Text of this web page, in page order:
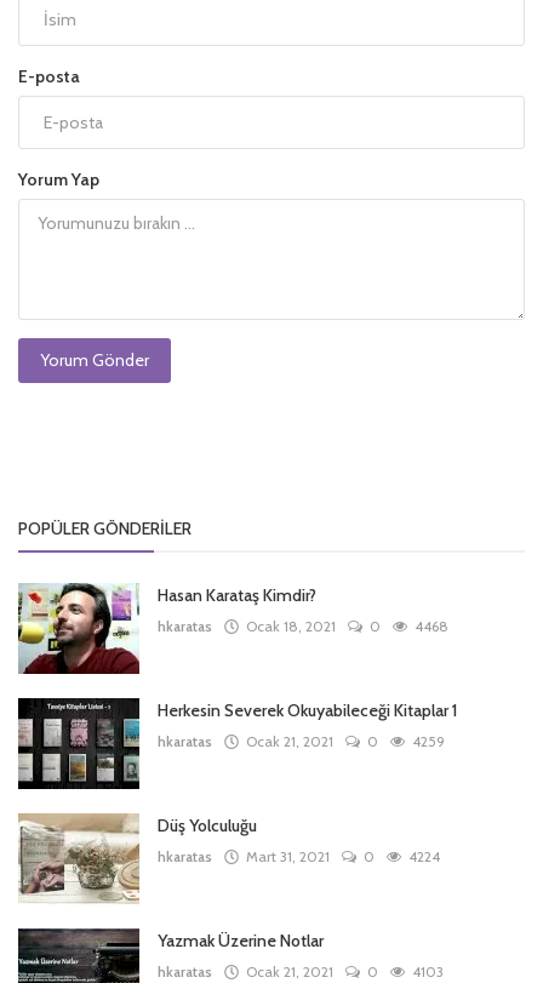
E-posta
Yorum Yap
Yorum Gönder
POPÜLER GÖNDERILER
Hasan Karataş Kimdir?
hkaratas Ocak 18, 2021 0 4468
Herkesin Severek Okuyabileceği Kitaplar 1
hkaratas Ocak 21, 2021 0 4259
Düş Yolculuğu
hkaratas Mart 31, 2021 0 4224
Yazmak Üzerine Notlar
hkaratas Ocak 21, 2021 0 4103